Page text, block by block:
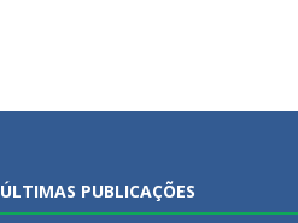
ÚLTIMAS PUBLICAÇÕES